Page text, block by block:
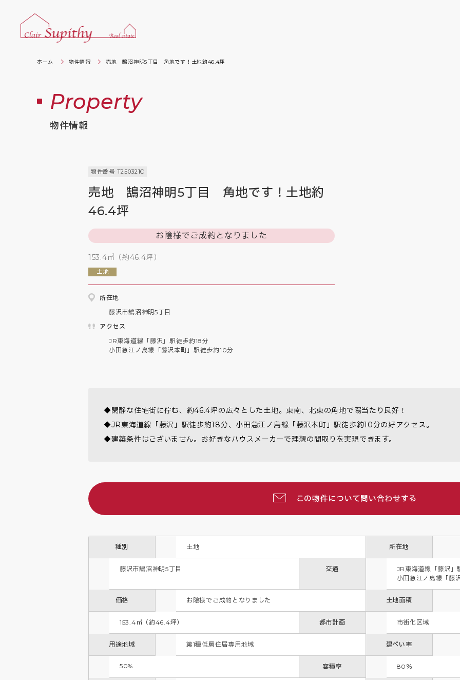
ホーム 物件情報 売地 鵠沼神明5丁目 角地です！土地約46.4坪
Property
物件情報
物件番号 T250321C
売地 鵠沼神明5丁目 角地です！土地約
46.4坪
お陰様でご成約となりました
153.4㎡（約46.4坪）
土地
所在地
藤沢市鵠沼神明5丁目
アクセス
JR東海道線「藤沢」駅徒歩約18分
小田急江ノ島線「藤沢本町」駅徒歩約10分
◆閑静な住宅街に佇む、約46.4坪の広々とした土地。東南、北東の角地で陽当たり良好！
◆JR東海道線「藤沢」駅徒歩約18分、小田急江ノ島線「藤沢本町」駅徒歩約10分の好アクセス。
◆建築条件はございません。お好きなハウスメーカーで理想の間取りを実現できます。
この物件について問い合わせする
種別 土地 所在地
藤沢市鵠沼神明5丁目 交通
JR東海道線「藤沢」
小田急江ノ島線「藤
価格 お陰様でご成約となりました 土地面積
153.4㎡（約46.4坪） 都市計画 市街化区域
用途地域 第1種低層住居専用地域 建ぺい率
50% 容積率 80％